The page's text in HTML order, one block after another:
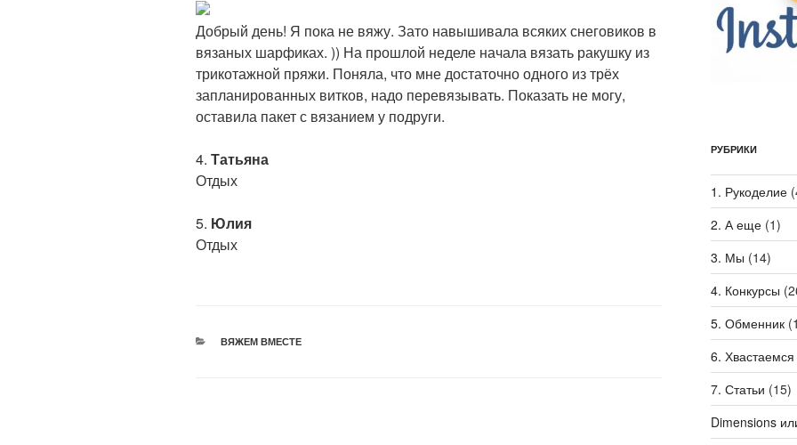
Добрый день! Я пока не вяжу. Зато навышивала всяких снеговиков в
вязаных шарфиках. )) На прошлой неделе начала вязать ракушку из
трикотажной пряжи. Поняла, что мне достаточно одного из трёх
запланированных витков, надо перевязывать. Показать не могу,
оставила пакет с вязанием у подруги.
4. Татьяна
Отдых
5. Юлия
Отдых
РУБРИКИ
ВЯЖЕМ ВМЕСТЕ
РУБРИКИ
1. Рукоделие
2. А еще(1)
3. Мы (14)
4. Конкурсы
5. Обменник
6. Хвастаемся
7. Статьи (15)
Dimensions